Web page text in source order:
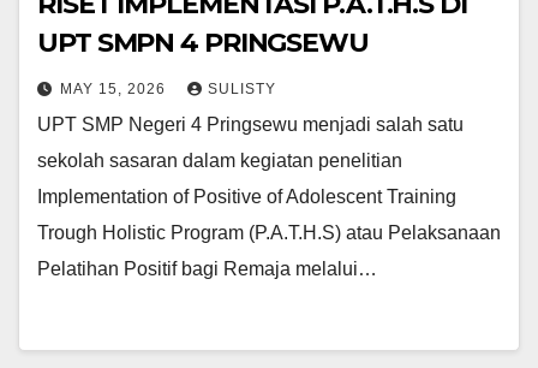
UPT SMPN 4 PRINGSEWU
MAY 15, 2026 SULISTY
UPT SMP Negeri 4 Pringsewu menjadi salah satu
sekolah sasaran dalam kegiatan penelitian
Implementation of Positive of Adolescent Training
Trough Holistic Program (P.A.T.H.S) atau Pelaksanaan
Pelatihan Positif bagi Remaja melalui…